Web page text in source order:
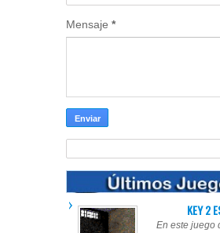
Mensaje *
KEY 2
En este juego